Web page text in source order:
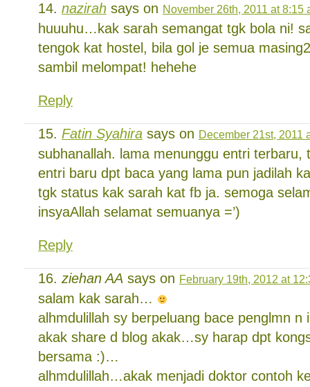
nazirah says on November 26th, 2011 at 8:15
huuuhu…kak sarah semangat tgk bola ni!
tengok kat hostel, bila gol je semua
sambil melompat! hehehe
Reply
Fatin Syahira says on December 21st, 2011
subhanallah. lama menunggu entri terbaru,
entri baru dpt baca yang lama pun jadilah
tgk status kak sarah kat fb ja. semoga
insyaAllah selamat semuanya =’)
Reply
ziehan AA says on February 19th, 2012 at
salam kak sarah…
alhmdulillah sy berpeluang bace penglmn n
akak share d blog akak…sy harap dpt
bersama :)…
alhmdulillah…akak menjadi doktor contoh